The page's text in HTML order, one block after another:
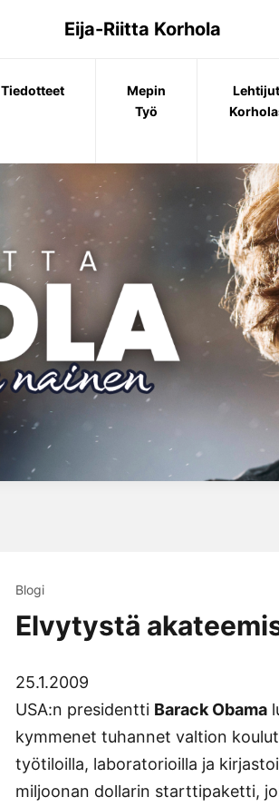
Eija-Riitta Korhola
Tiedotteet
Mepin
Työ
Blogi
Elvytystä
25.1.2009
USA:n presidentti Barack Obama
kymmenet tuhannet valtion
työtiloilla, laboratorioilla ja
miljoonan dollarin starttipaketti,